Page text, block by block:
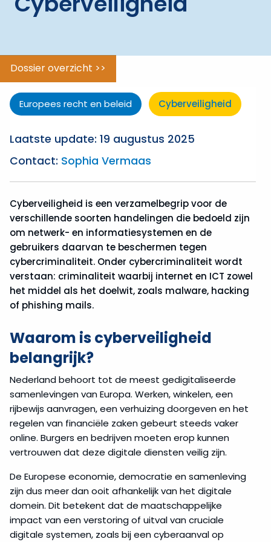
Dossier overzicht >>
Europees recht en beleid Cyberveiligheid
Laatste update: 19 augustus 2025
Contact: Sophia Vermaas
Cyberveiligheid is een verzamelbegrip voor de
verschillende soorten handelingen die bedoeld zijn
om netwerk- en informatiesystemen en de
gebruikers daarvan te beschermen tegen
cybercriminaliteit. Onder cybercriminaliteit wordt
verstaan: criminaliteit waarbij internet en ICT zowel
het middel als het doelwit, zoals malware, hacking
of phishing mails.
Waarom is cyberveiligheid
belangrijk?
Nederland behoort tot de meest gedigitaliseerde
samenlevingen van Europa. Werken, winkelen, een
rijbewijs aanvragen, een verhuizing doorgeven en het
regelen van financiële zaken gebeurt steeds vaker
online. Burgers en bedrijven moeten erop kunnen
vertrouwen dat deze digitale diensten veilig zijn.
De Europese economie, democratie en samenleving
zijn dus meer dan ooit afhankelijk van het digitale
domein. Dit betekent dat de maatschappelijke
impact van een verstoring of uitval van cruciale
digitale systemen, zoals bij een cyberaanval op